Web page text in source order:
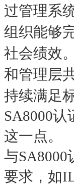
过管理系
组织能够
社会绩效
和管理层
持续满足
SA8000
这一点。
与SA8000
要求，如